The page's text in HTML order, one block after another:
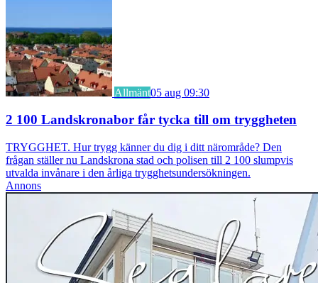
Allmänt05 aug 09:30
2 100 Landskronabor får tycka till om tryggheten
TRYGGHET. Hur trygg känner du dig i ditt närområde? Den
frågan ställer nu Landskrona stad och polisen till 2 100 slumpvis
utvalda invånare i den årliga trygghetsundersökningen.
Annons